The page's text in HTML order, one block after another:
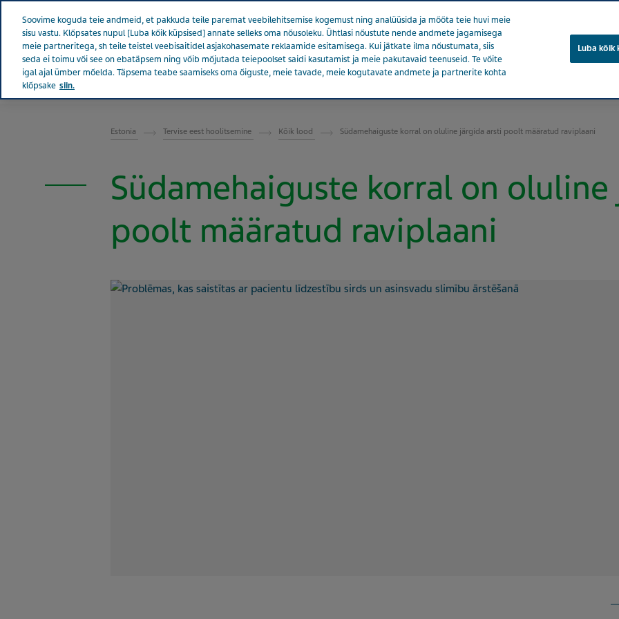
Teva kogu maailmas
ESTONIA TERVISE EEST HOOLITSEMINE
Estonia Tervise eest hoolitsemine Kõik lood Südamehaiguste korral on oluline järgida arsti poolt määratud raviplaani
Südamehaiguste korral on
poolt määratud raviplaani
Soovime koguda teie andmeid, et pakkuda teile paremat veebilehitsemise kogemust ning analüüsida ja mõõta teie huvi meie
sisu vastu. Klõpsates nupul [Luba kõik küpsised] annate selleks oma nõusoleku. Ühtlasi nõustute nende andmete jagamisega
meie partneritega, sh teile teistel veebisaitidel asjakohasemate reklaamide esitamisega. Kui jätkate ilma nõustumata, siis
seda ei toimu või see on ebatäpsem ning võib mõjutada teiepoolset saidi kasutamist ja meie pakutavaid teenuseid. Te võite
igal ajal ümber mõelda. Täpsema teabe saamiseks oma õiguste, meie tavade, meie kogutavate andmete ja partnerite kohta
klõpsake siin.
Luba kõik